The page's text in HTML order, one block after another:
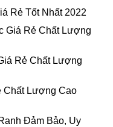
Rẻ Tốt Nhất 2022
Giá Rẻ Chất Lượng
Rẻ Chất Lượng
Chất Lượng Cao
Đảm Bảo, Uy